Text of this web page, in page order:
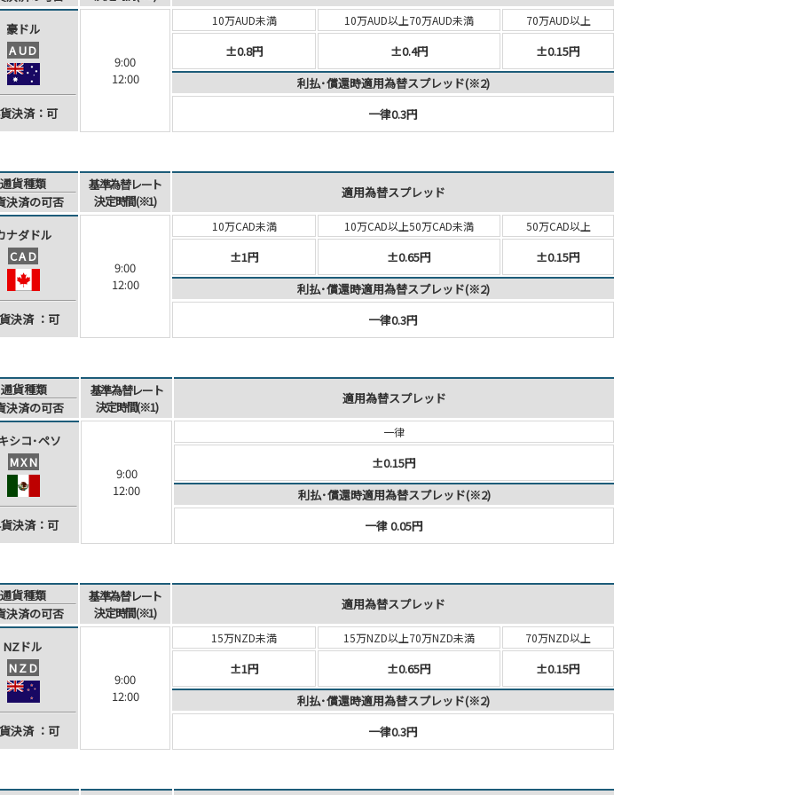
豪ドル
AUD
決済：可
9:00
12:00
10万AUD未満 10万AUD以上70万AUD未満 70万AUD以上
±0.8円 ±0.4円
±0.15円
利払･償還時適用為替スプレッド(※2)
一律0.3円
通貨種類
決済の可否
基準為替レート
決定時間(※1)
適用為替スプレッド
ナダドル
CAD
決済：可
9:00
12:00
10万CAD未満 10万CAD以上50万CAD未満 50万CAD以上
±1円 ±0.65円
±0.15円
利払･償還時適用為替スプレッド(※2)
一律0.3円
通貨種類
決済の可否
基準為替レート
決定時間(※1)
適用為替スプレッド
シコ･ペソ
MXN
決済：可
9:00
12:00
一律
±0.15円
利払･償還時適用為替スプレッド(※2)
一律 0.05円
通貨種類
決済の可否
基準為替レート
決定時間(※1)
適用為替スプレッド
NZドル
NZD
決済：可
9:00
12:00
15万NZD未満 15万NZD以上70万NZD未満 70万NZD以上
±1円 ±0.65円
±0.15円
利払･償還時適用為替スプレッド(※2)
一律0.3円